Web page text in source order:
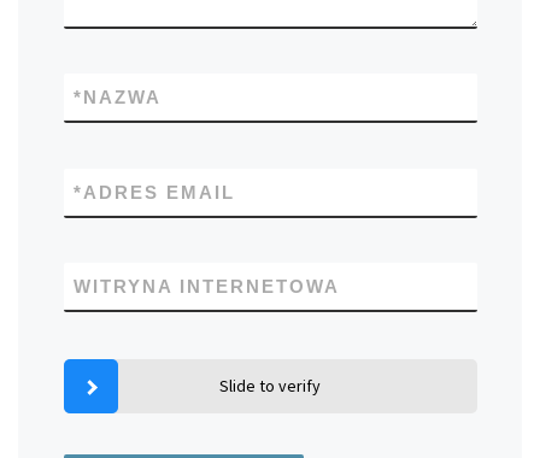
NAZWA
*
ADRES EMAIL
*
WITRYNA INTERNETOWA
Slide to verify